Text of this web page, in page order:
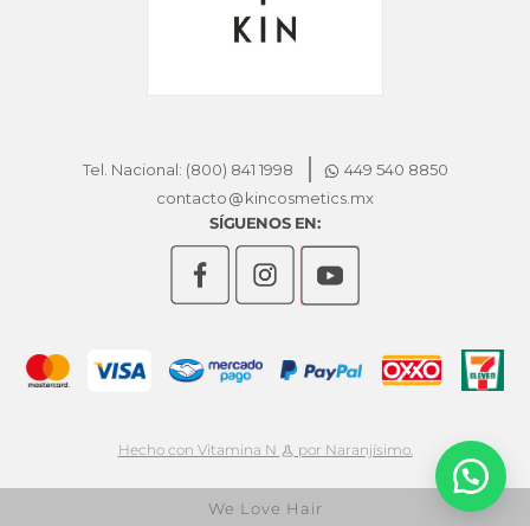
Tel. Nacional: (800) 841 1998
449 540 8850
contacto
kincosmetics.mx
SÍGUENOS EN:
Hecho con Vitamina N por Naranjísimo.
We Love Hair